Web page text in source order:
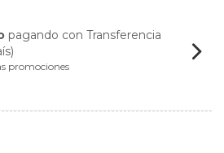
pagando con Transferencia
promociones